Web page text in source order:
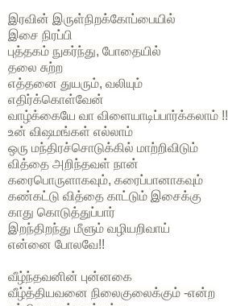
இரவின் இருள்நிறக்கோப்பையில்
இசை நிரப்பி
புத்தகம் நுகர்ந்து, போதையில்
தலை சுற்ற
எத்தனை துயரும், வலியும்
எதிர்க்கொள்வேன்
வாழ்க்கையே வா விளையாடிப்பார்க்கலாம் !!
உன் விஷமங்கள் எல்லாம்
ஒரு மந்திரச்சொடுக்கில் மாற்றிவிடும்
வித்தை அறிந்தவள் நான்
கரைபொருளாகவும், கரைப்பானாகவும்
கண்கட்டு வித்தை காட்டும் இசைக்கு
காது கொடுத்துப்பார்
இறந்திறந்து மீளும் வழியறிவாய்
என்னை போலவே!!
வீழ்ந்தவனின் புன்னகை
வீழ்த்தியவனை நிலைகுலைக்கும் -என்ற